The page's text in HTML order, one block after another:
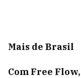
Mais de Brasil
Com Free